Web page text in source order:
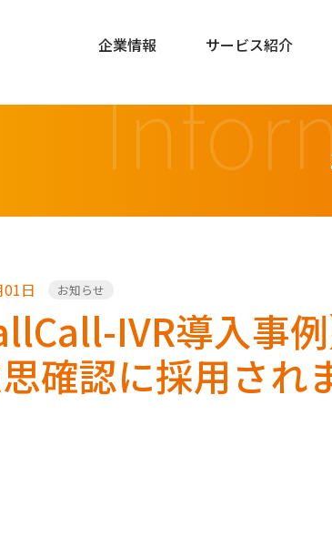
企業情報 サービス紹介
日 お知らせ
IVR導入事
確認に採用され